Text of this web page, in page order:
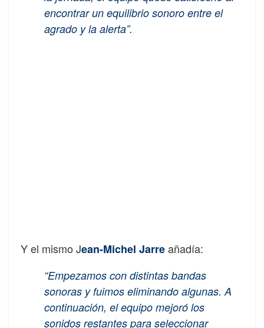
encontrar un equilibrio sonoro entre el
agrado y la alerta”.
Y el mismo Jean-Michel Jarreañadía:
“Empezamos con distintas bandas
sonoras y fuimos eliminando algunas. A
continuación, el equipo mejoró los
sonidos restantes para seleccionar